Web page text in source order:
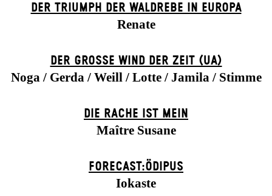
DER TRIUMPH DER WALDREBE IN EUROPA
Renate
DER GROSSE WIND DER ZEIT (UA)
Noga / Gerda / Weill / Lotte / Jamila / Stimme
DIE RACHE IST MEIN
Maître Susane
FORECAST:ÖDIPUS
Iokaste